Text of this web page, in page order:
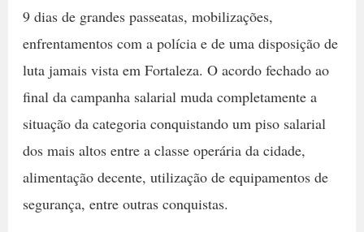
9 dias de grandes passeatas, mobilizações,
enfrentamentos com a polícia e de uma disposição de
luta jamais vista em Fortaleza. O acordo fechado ao
final da campanha salarial muda completamente a
situação da categoria conquistando um piso salarial
dos mais altos entre a classe operária da cidade,
alimentação decente, utilização de equipamentos de
segurança, entre outras conquistas.